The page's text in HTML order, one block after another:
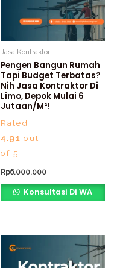
Jasa Kontraktor
Pengen Bangun Rumah
Tapi Budget Terbatas?
Nih Jasa Kontraktor Di
Limo, Depok Mulai 6
Jutaan/m²!
Rated
4.91 out
of 5
Rp6.000.000
Konsultasi Di WA